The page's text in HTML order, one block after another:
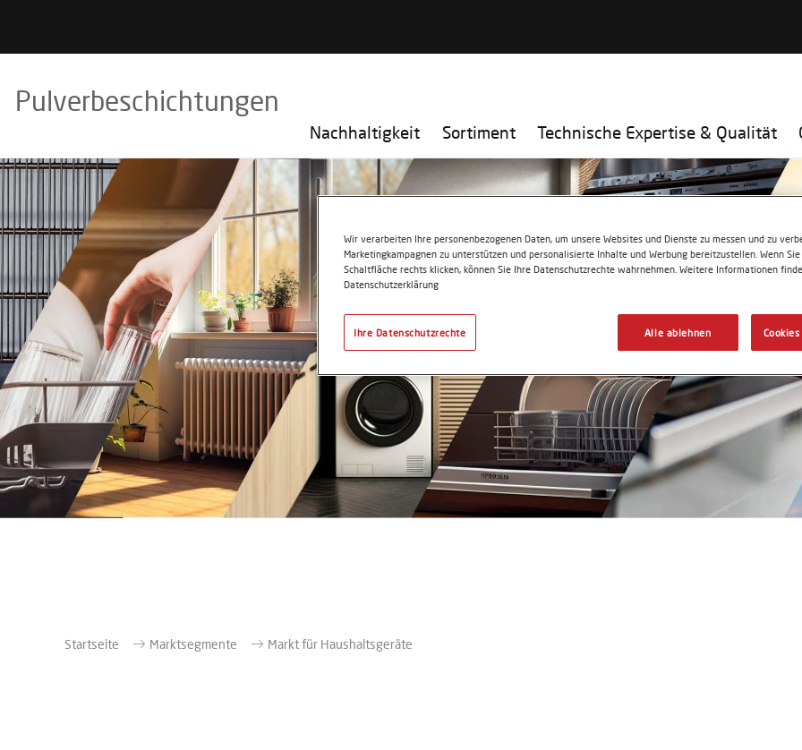
Pulverbeschichtungen
Nachhaltigkeit Sortiment Technische Expertise & Qualität
Startseite Marktsegmente Markt für Haushaltsgeräte
Wir verarbeiten Ihre personenbezogenen Daten, um unsere Websites und Dienste zu messen und zu
Marketingkampagnen zu unterstützen und personalisierte Inhalte und Werbung bereitzustellen. Wenn
Schaltfläche rechts klicken, können Sie Ihre Datenschutzrechte wahrnehmen. Weitere Informationen
Datenschutzerklärung
Alle ablehnen
Ihre Datenschutzrechte